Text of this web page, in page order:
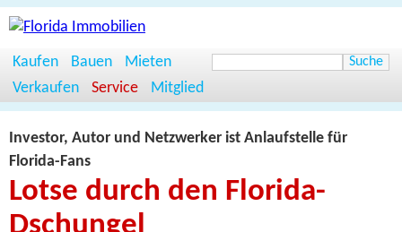
Kaufen Bauen
Mieten
Verkaufen
Service Mitglied
Investor, Autor und Netzwerker ist Anlaufstelle für
Florida-Fans
Lotse durch den Florida-